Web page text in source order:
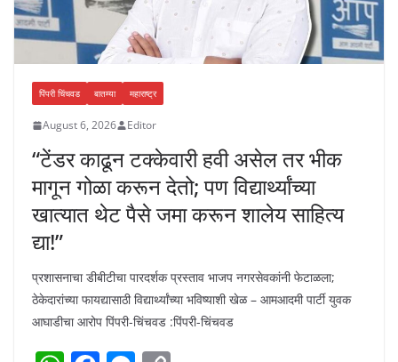
पिंपरी चिंचवड बातम्या महाराष्ट्र
August 6, 2026 Editor
“टेंडर काढून टक्केवारी हवी असेल तर भीक
मागून गोळा करून देतो; पण विद्यार्थ्यांच्या
खात्यात थेट पैसे जमा करून शालेय साहित्य
द्या!”
प्रशासनाचा डीबीटीचा पारदर्शक प्रस्ताव भाजप नगरसेवकांनी फेटाळला;
ठेकेदारांच्या फायद्यासाठी विद्यार्थ्यांच्या भविष्याशी खेळ – आमआदमी पार्टी युवक
आघाडीचा आरोप पिंपरी-चिंचवड :पिंपरी-चिंचवड